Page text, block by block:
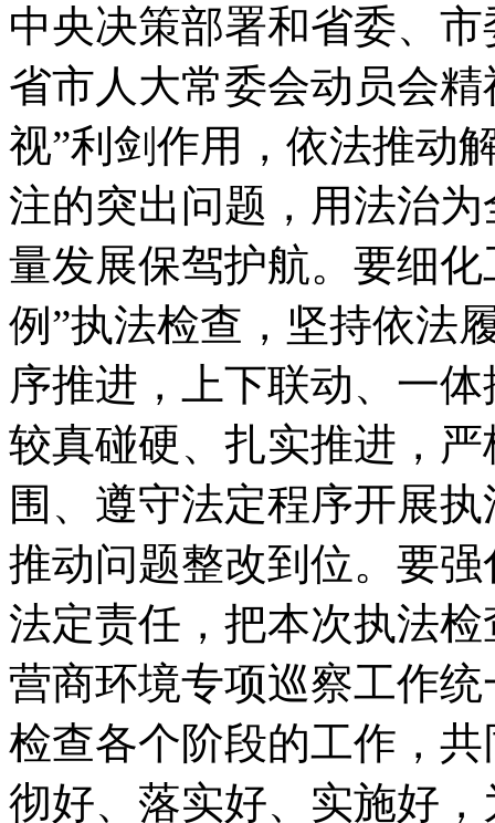
中央决策部署和省委、
省市人大常委会动员会
视”利剑作用，依法推动
注的突出问题，用法治
量发展保驾护航。要细
例”执法检查，坚持依法
序推进，上下联动、一
较真碰硬、扎实推进，
围、遵守法定程序开展
推动问题整改到位。要
法定责任，把本次执法
营商环境专项巡察工作
检查各个阶段的工作，
彻好、落实好、实施好